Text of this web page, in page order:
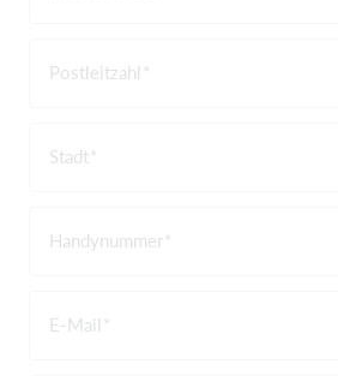
Postleitzahl
Stadt
Handynummer
E-Mail